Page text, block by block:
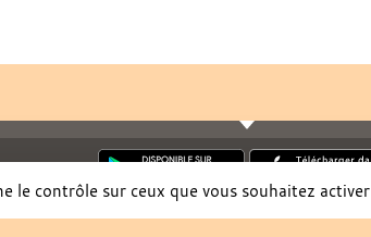
le contrôle sur ceux que vous souhaitez activer